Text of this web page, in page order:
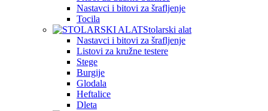
Nastavci i bitovi za šrafljenje
Tocila
Stolarski alat
Nastavci i bitovi za šrafljenje
Listovi za kružne testere
Stege
Burgije
Glodala
Heftalice
Dleta